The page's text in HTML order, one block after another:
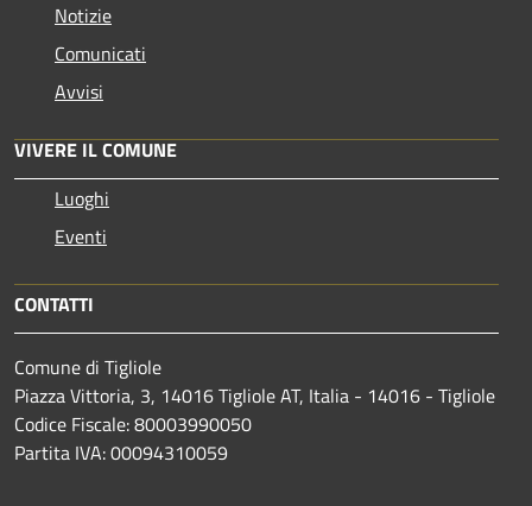
Notizie
Comunicati
Avvisi
VIVERE IL COMUNE
Luoghi
Eventi
CONTATTI
Comune di Tigliole
Piazza Vittoria, 3, 14016 Tigliole AT, Italia - 14016 - Tigliole
Codice Fiscale: 80003990050
Partita IVA: 00094310059